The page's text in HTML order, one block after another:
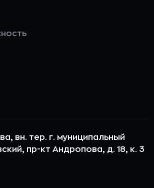
вн. тер. г. муниципальный
пр-кт Андропова, д. 18, к. 3